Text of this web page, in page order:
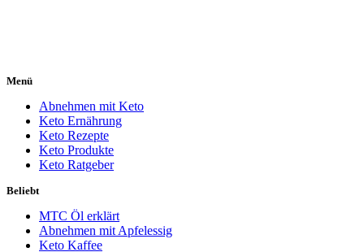
Menü
Abnehmen mit Keto
Keto Ernährung
Keto Rezepte
Keto Produkte
Keto Ratgeber
Beliebt
MTC Öl erklärt
Abnehmen mit Apfelessig
Keto Kaffee